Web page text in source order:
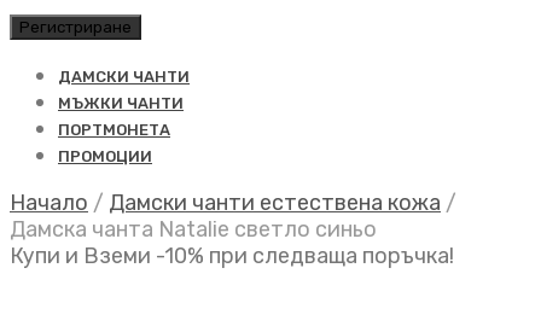
Регистриране
ДАМСКИ ЧАНТИ
МЪЖКИ ЧАНТИ
ПОРТМОНЕТА
ПРОМОЦИИ
Начало / Дамски чанти естествена кожа /
Дамска чанта Natalie светло синьо
Купи и Вземи -10% при следваща поръчка!